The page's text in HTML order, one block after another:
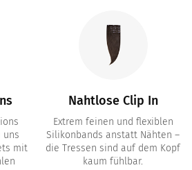
uns
mit
Nahtlose Clip In
Extrem feinen und flexiblen
Silikonbands anstatt Nähten –
die Tressen sind auf dem Kopf
kaum fühlbar.